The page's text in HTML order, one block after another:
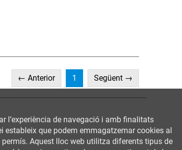
← Anterior 1 (current)Següent →
l’experiència de navegació i amb finalitats
estableix que podem emmagatzemar cookies al
Aquest lloc web utilitza diferents tipus de